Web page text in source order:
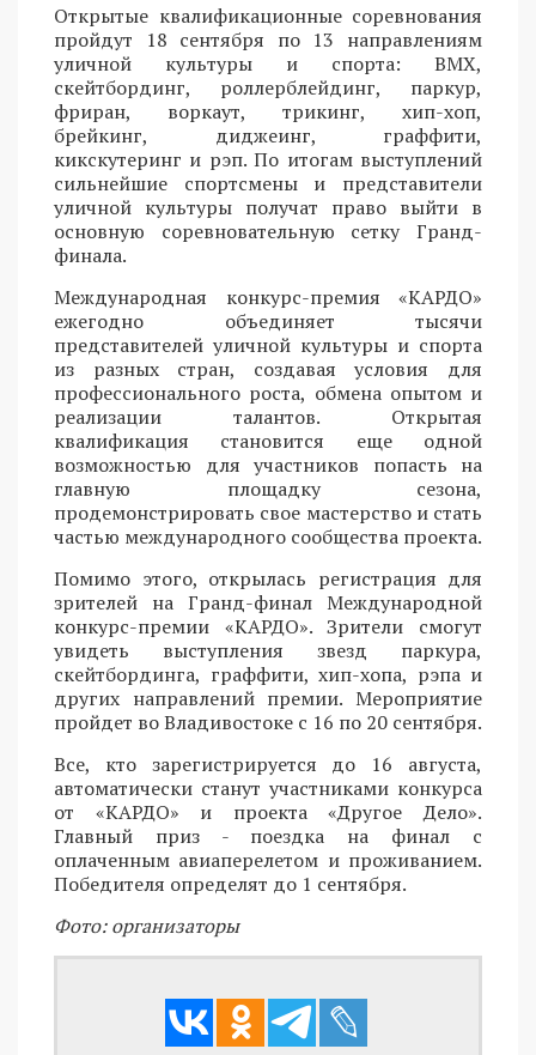
Открытые квалификационные соревнования
пройдут 18 сентября по 13 направлениям
уличной культуры и спорта: BMX,
скейтбординг, роллерблейдинг, паркур,
фриран, воркаут, трикинг, хип-хоп,
брейкинг, диджеинг, граффити,
кикскутеринг и рэп. По итогам выступлений
сильнейшие спортсмены и представители
уличной культуры получат право выйти в
основную соревновательную сетку Гранд-
финала.
Международная конкурс-премия «КАРДО»
ежегодно объединяет тысячи
представителей уличной культуры и спорта
из разных стран, создавая условия для
профессионального роста, обмена опытом и
реализации талантов. Открытая
квалификация становится еще одной
возможностью для участников попасть на
главную площадку сезона,
продемонстрировать свое мастерство и стать
частью международного сообщества проекта.
Помимо этого, открылась регистрация для
зрителей на Гранд-финал Международной
конкурс-премии «КАРДО». Зрители смогут
увидеть выступления звезд паркура,
скейтбординга, граффити, хип-хопа, рэпа и
других направлений премии. Мероприятие
пройдет во Владивостоке с 16 по 20 сентября.
Все, кто зарегистрируется до 16 августа,
автоматически станут участниками конкурса
от «КАРДО» и проекта «Другое Дело».
Главный приз - поездка на финал с
оплаченным авиаперелетом и проживанием.
Победителя определят до 1 сентября.
Фото: организаторы